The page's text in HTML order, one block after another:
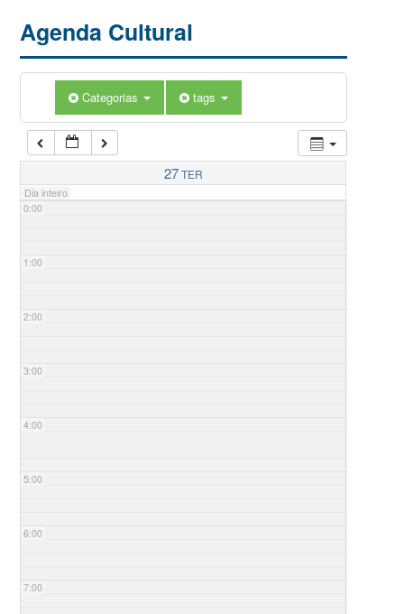
Agenda Cultural
Categorias tags
27TER
Dia inteiro
0:00
1:00
2:00
3:00
4:00
5:00
6:00
7:00